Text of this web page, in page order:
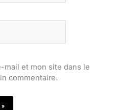
mail et mon site dans le
commentaire.